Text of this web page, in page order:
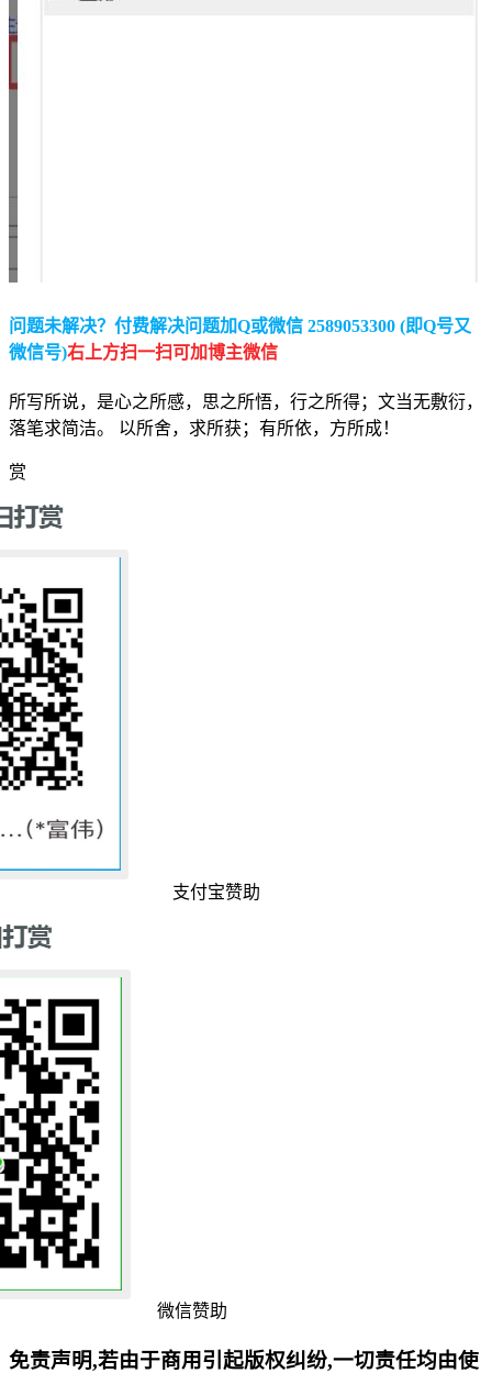
问题未解决？付费解决问题加Q或微信 2589053300 (即Q号又
微信号)右上方扫一扫可加博主微信
所写所说，是心之所感，思之所悟，行之所得；文当无敷衍，
落笔求简洁。 以所舍，求所获；有所依，方所成！
赏
支付宝赞助
微信赞助
免责声明,若由于商用引起版权纠纷,一切责任均由使